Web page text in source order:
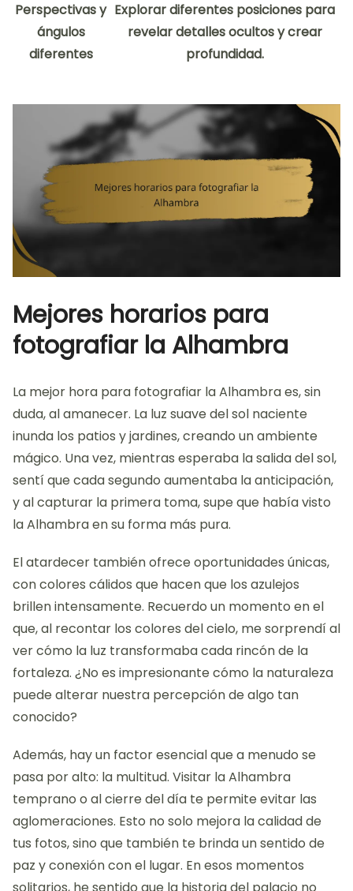
Perspectivas y
ángulos
diferentes
Explorar diferentes posiciones para
revelar detalles ocultos y crear
profundidad.
Mejores horarios para
fotografiar la Alhambra
La mejor hora para fotografiar la Alhambra es, sin
duda, al amanecer. La luz suave del sol naciente
inunda los patios y jardines, creando un ambiente
mágico. Una vez, mientras esperaba la salida del sol,
sentí que cada segundo aumentaba la anticipación,
y al capturar la primera toma, supe que había visto
la Alhambra en su forma más pura.
El atardecer también ofrece oportunidades únicas,
con colores cálidos que hacen que los azulejos
brillen intensamente. Recuerdo un momento en el
que, al recontar los colores del cielo, me sorprendí al
ver cómo la luz transformaba cada rincón de la
fortaleza. ¿No es impresionante cómo la naturaleza
puede alterar nuestra percepción de algo tan
conocido?
Además, hay un factor esencial que a menudo se
pasa por alto: la multitud. Visitar la Alhambra
temprano o al cierre del día te permite evitar las
aglomeraciones. Esto no solo mejora la calidad de
tus fotos, sino que también te brinda un sentido de
paz y conexión con el lugar. En esos momentos
solitarios, he sentido que la historia del palacio no